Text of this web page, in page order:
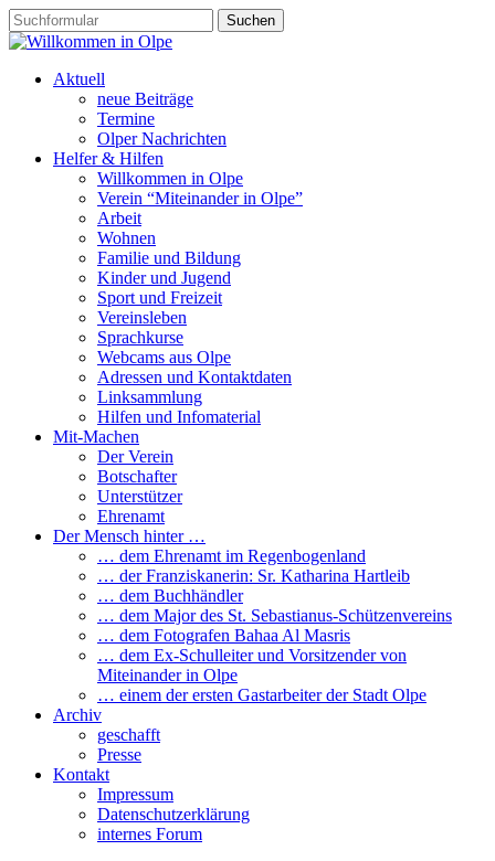
Aktuell
neue Beiträge
Termine
Olper Nachrichten
Helfer & Hilfen
Willkommen in Olpe
Verein “Miteinander in Olpe”
Arbeit
Wohnen
Familie und Bildung
Kinder und Jugend
Sport und Freizeit
Vereinsleben
Sprachkurse
Webcams aus Olpe
Adressen und Kontaktdaten
Linksammlung
Hilfen und Infomaterial
Mit-Machen
Der Verein
Botschafter
Unterstützer
Ehrenamt
Der Mensch hinter …
… dem Ehrenamt im Regenbogenland
… der Franziskanerin: Sr. Katharina Hartleib
… dem Buchhändler
… dem Major des St. Sebastianus-Schützenvereins
… dem Fotografen Bahaa Al Masris
… dem Ex-Schulleiter und Vorsitzender von
Miteinander in Olpe
… einem der ersten Gastarbeiter der Stadt Olpe
Archiv
geschafft
Presse
Kontakt
Impressum
Datenschutzerklärung
internes Forum